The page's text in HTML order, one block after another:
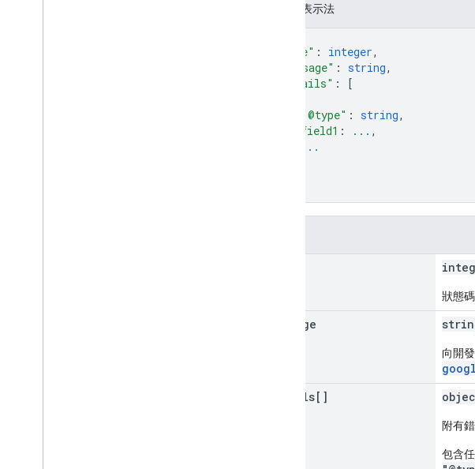
JSON 表示法
"code" : integer,
"message" : string,
"details" :
[
"@type" : string,
field1 : ... ,
...
狀態
message
向開
details[]
附有
包含